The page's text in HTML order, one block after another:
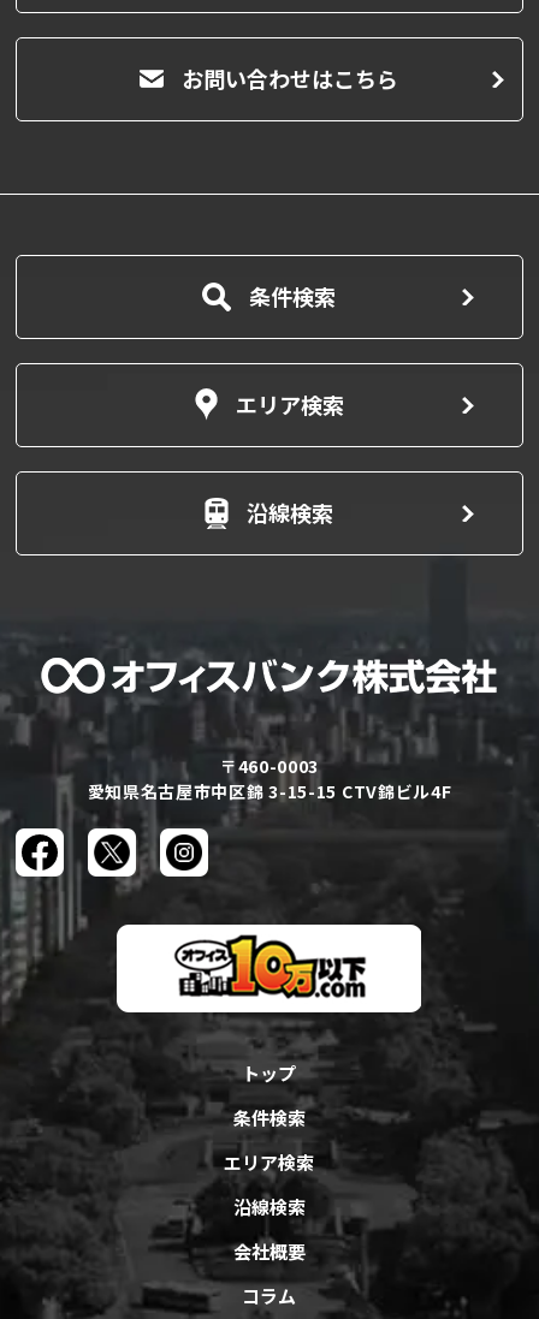
お問い合わせはこちら
条件検索
エリア検索
沿線検索
〒460-0003
愛知県名古屋市中区錦 3-15-15 CTV錦ビル4F
トップ
条件検索
エリア検索
沿線検索
会社概要
コラム